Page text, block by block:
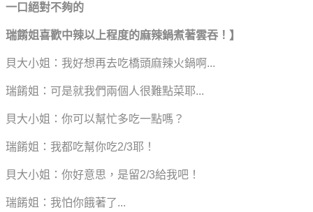
一口絕對不夠的
瑞餚姐喜歡中辣以上程度的麻辣鍋煮著雲吞！】
貝大小姐：我好想再去吃橋頭麻辣火鍋啊...
瑞餚姐：可是就我們兩個人很難點菜耶...
貝大小姐：你可以幫忙多吃一點嗎？
瑞餚姐：我都吃幫你吃2/3耶！
貝大小姐：你好意思，是留2/3給我吧！
瑞餚姐：我怕你餓著了...